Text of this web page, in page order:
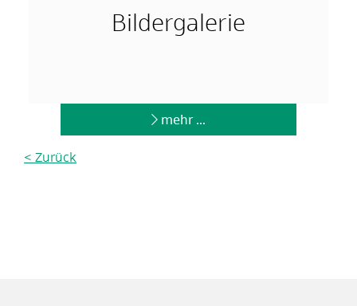
Bildergalerie
mehr …
< Zurück